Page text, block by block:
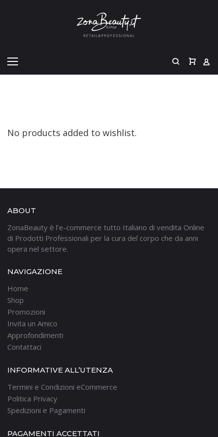
No products added to wishlist.
ABOUT
ZonaBeauty è l’e-commerce tutto Italiano di vendita Online
di Prodotti Professionali per la cura del corpo che da anni
opera nel settore.
NAVIGAZIONE
Home
Shop
Promozioni
Invita un Amico
Approfondimenti
Contattaci
INFORMATIVE ALL’UTENZA
Termini e Condizioni eCommerce
Politica Privacy
Spedizioni e Pagamenti
PAGAMENTI ACCETTATI